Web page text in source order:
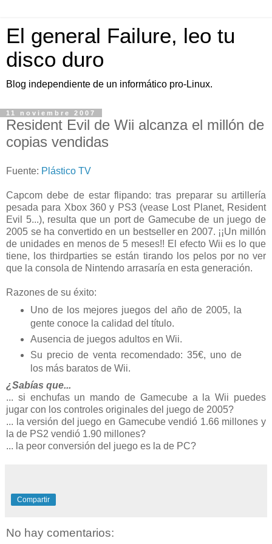
El general Failure, leo tu
disco duro
Blog independiente de un informático pro-Linux.
11 noviembre 2007
Resident Evil de Wii alcanza el millón de
copias vendidas
Fuente: Plástico TV
Capcom debe de estar flipando: tras preparar su artillería
pesada para Xbox 360 y PS3 (vease Lost Planet, Resident
Evil 5...), resulta que un port de Gamecube de un juego de
2005 se ha convertido en un bestseller en 2007. ¡¡Un millón
de unidades en menos de 5 meses!! El efecto Wii es lo que
tiene, los thirdparties se están tirando los pelos por no ver
que la consola de Nintendo arrasaría en esta generación.
Razones de su éxito:
Uno de los mejores juegos del año de 2005, la
gente conoce la calidad del título.
Ausencia de juegos adultos en Wii.
Su precio de venta recomendado: 35€, uno de
los más baratos de Wii.
¿Sabías que...
... si enchufas un mando de Gamecube a la Wii puedes
jugar con los controles originales del juego de 2005?
... la versión del juego en Gamecube vendió 1.66 millones y
la de PS2 vendió 1.90 millones?
... la peor conversión del juego es la de PC?
Compartir
No hay comentarios: